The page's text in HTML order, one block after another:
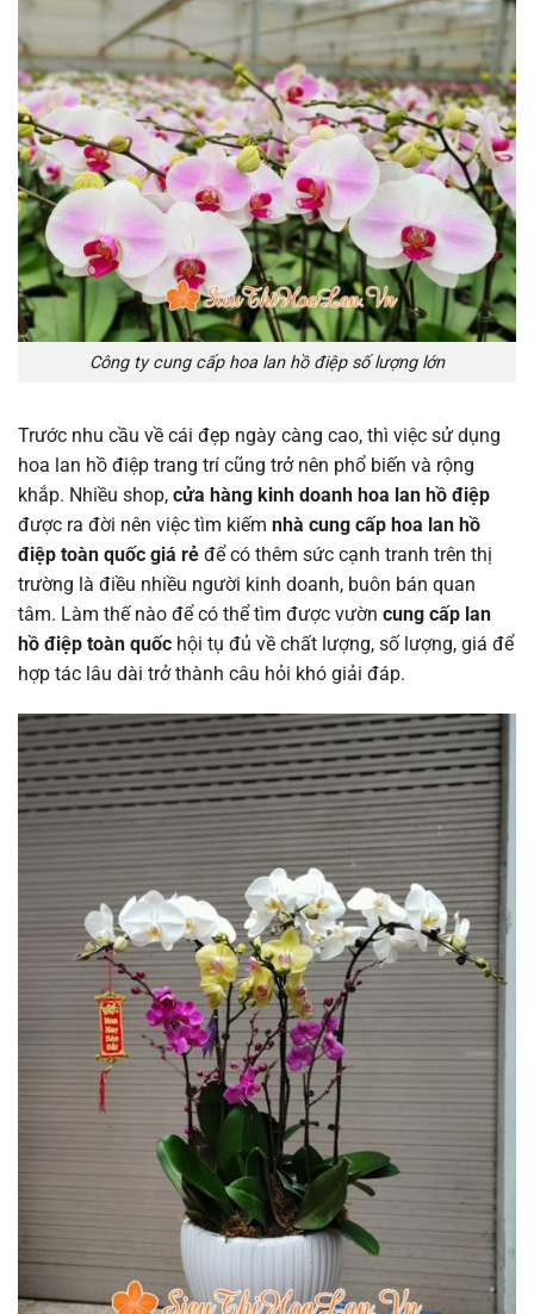
Công ty cung cấp hoa lan hồ điệp số lượng lớn
Trước nhu cầu về cái đẹp ngày càng cao, thì việc sử dụng
hoa lan hồ điệp trang trí cũng trở nên phổ biến và rộng
khắp. Nhiều shop, cửa hàng kinh doanh hoa lan hồ điệp
được ra đời nên việc tìm kiếm nhà cung cấp hoa lan hồ
điệp toàn quốc giá rẻ để có thêm sức cạnh tranh trên thị
trường là điều nhiều người kinh doanh, buôn bán quan
tâm. Làm thế nào để có thể tìm được vườn cung cấp lan
hồ điệp toàn quốc hội tụ đủ về chất lượng, số lượng, giá để
hợp tác lâu dài trở thành câu hỏi khó giải đáp.